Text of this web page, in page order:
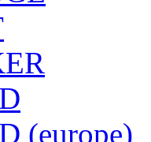
(europe)